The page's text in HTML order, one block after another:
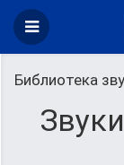
Библиотека